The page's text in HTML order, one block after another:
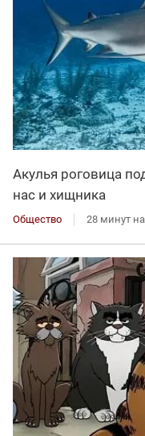
Акулья роговица
нас и хищника
Общество 28 минут